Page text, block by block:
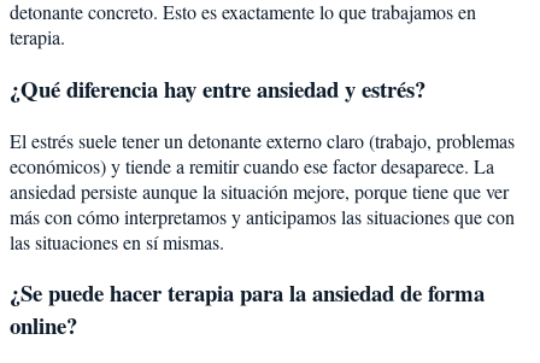
detonante concreto. Esto es exactamente lo que trabajamos en
terapia.
¿Qué diferencia hay entre ansiedad y estrés?
El estrés suele tener un detonante externo claro (trabajo, problemas
económicos) y tiende a remitir cuando ese factor desaparece. La
ansiedad persiste aunque la situación mejore, porque tiene que ver
más con cómo interpretamos y anticipamos las situaciones que con
las situaciones en sí mismas.
¿Se puede hacer terapia para la ansiedad de forma
online?